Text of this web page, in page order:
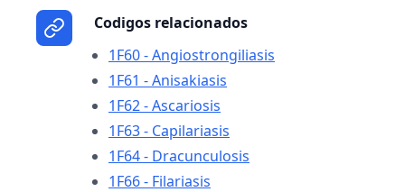
Codigos relacionados
1F60 - Angiostrongiliasis
1F61 - Anisakiasis
1F62 - Ascariosis
1F63 - Capilariasis
1F64 - Dracunculosis
1F66 - Filariasis